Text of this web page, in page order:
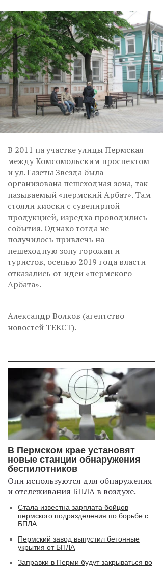
В 2011 на участке улицы Пермская
между Комсомольским проспектом
и ул. Газеты Звезда была
организована пешеходная зона, так
называемый «пермский Арбат». Там
стояли киоски с сувенирной
продукцией, изредка проводились
события. Однако тогда не
получилось привлечь на
пешеходную зону горожан и
туристов, осенью 2019 года власти
отказались от идеи «пермского
Арбата».
Александр Волков (агентство
новостей ТЕКСТ).
В Пермском крае установят
новые станции обнаружения
беспилотников
Они используются для обнаружения
и отслеживания БПЛА в воздухе.
Стала известна зарплата бойцов
пермского подразделения по борьбе с
БПЛА
Пермский завод выпустил бетонные
укрытия от БПЛА
Заправки в Перми будут закрываться во